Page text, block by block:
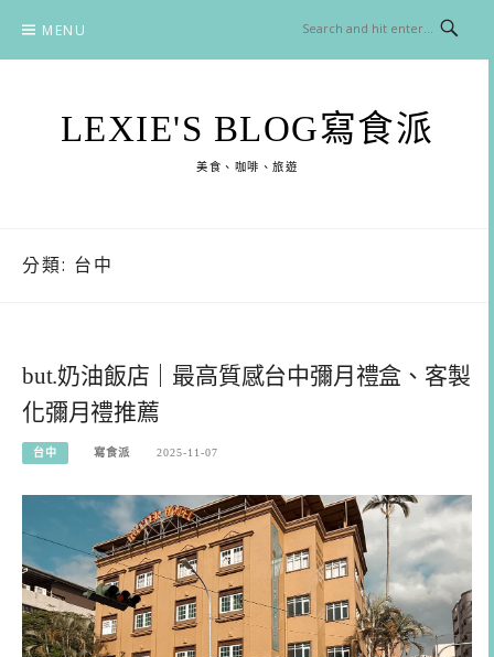
content
MENU
LEXIE'S BLOG寫食派
美食、咖啡、旅遊
分類: 台中
but.奶油飯店｜最高質感台中彌月禮盒、客製
化彌月禮推薦
台中 寫食派 2025-11-07